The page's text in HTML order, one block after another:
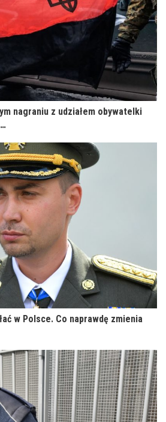
nagraniu z udziałem obywatelki
w Polsce. Co naprawdę zmienia